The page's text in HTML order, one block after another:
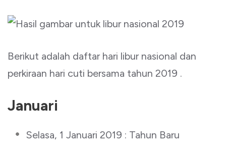
Berikut adalah daftar hari libur nasional dan
perkiraan hari cuti bersama tahun 2019 .
Januari
Selasa, 1 Januari 2019 : Tahun Baru